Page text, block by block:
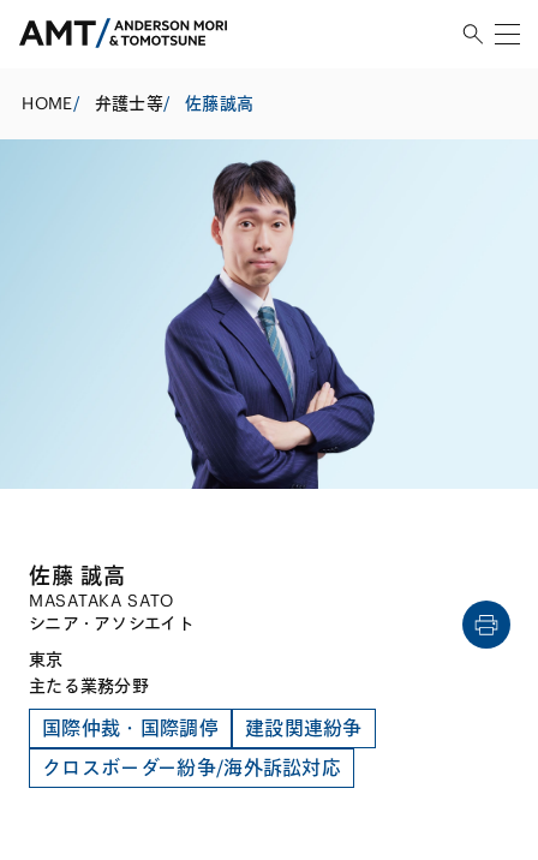
HOME/ 弁護士等/ 佐藤誠高
佐藤 誠高
MASATAKA SATO
シニア・アソシエイト
東京
主たる業務分野
国際仲裁・国際調停
建設関連紛争
クロスボーダー紛争/海外訴訟対応